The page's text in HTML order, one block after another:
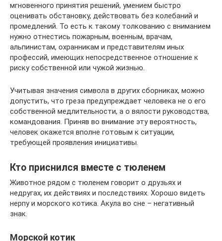
мгновенного принятия решений, умением быстро
оценивать обстановку, действовать без колебаний и
промедлений. То есть к такому толкованию с вниманием
нужно отнестись пожарным, военным, врачам,
альпинистам, охранникам и представителям иных
профессий, имеющих непосредственное отношение к
риску собственной или чужой жизнью.
Учитывая значения символа в других сборниках, можно
допустить, что греза предупреждает человека не о его
собственной медлительности, а о вялости руководства,
командования. Приняв во внимание эту вероятность,
человек окажется вполне готовым к ситуации,
требующей проявления инициативы.
Кто приснился вместе с тюленем
Животное рядом с тюленем говорит о друзьях и
недругах, их действиях и последствиях. Хорошо видеть
нерпу и морского котика. Акула во сне – негативный
знак.
Морской котик